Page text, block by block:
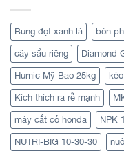
Bung đọt xanh lá bón
cây sầu riêng Diamond
Humic Mỹ Bao 25kg
Kích thích ra rễ mạnh
máy cắt cỏ honda NPK
NUTRI-BIG 10-30-30